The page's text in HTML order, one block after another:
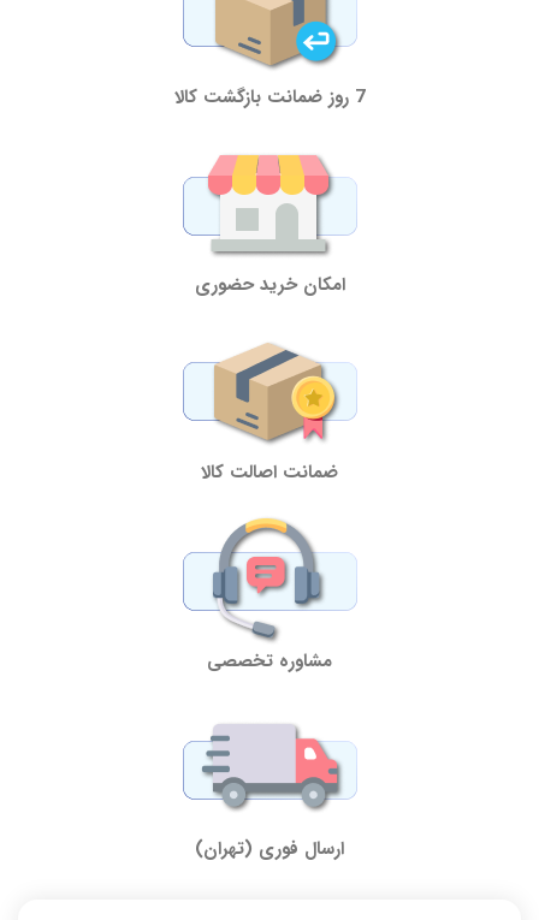
7 روز ضمانت بازگشت کالا
امکان خرید حضوری
ضمانت اصالت کالا
مشاوره تخصصی
ارسال فوری (تهران)